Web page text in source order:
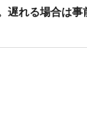
れる場合は事